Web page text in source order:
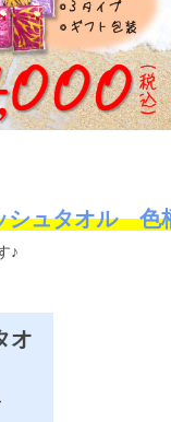
シュタオル 色
♪
オ